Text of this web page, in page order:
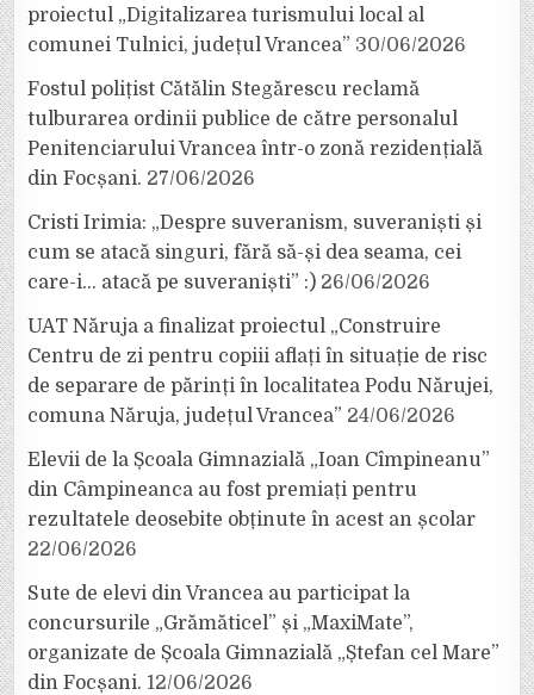
proiectul „Digitalizarea turismului local al
comunei Tulnici, județul Vrancea” 30/06/2026
Fostul polițist Cătălin Stegărescu reclamă
tulburarea ordinii publice de către personalul
Penitenciarului Vrancea într-o zonă rezidențială
din Focșani. 27/06/2026
Cristi Irimia: „Despre suveranism, suveraniști și
cum se atacă singuri, fără să-și dea seama, cei
care-i… atacă pe suveraniști” :) 26/06/2026
UAT Năruja a finalizat proiectul „Construire
Centru de zi pentru copiii aflați în situație de risc
de separare de părinți în localitatea Podu Nărujei,
comuna Năruja, județul Vrancea” 24/06/2026
Elevii de la Școala Gimnazială „Ioan Cîmpineanu”
din Câmpineanca au fost premiați pentru
rezultatele deosebite obținute în acest an școlar
22/06/2026
Sute de elevi din Vrancea au participat la
concursurile „Grămăticel” și „MaxiMate”,
organizate de Școala Gimnazială „Ștefan cel Mare”
din Focșani. 12/06/2026